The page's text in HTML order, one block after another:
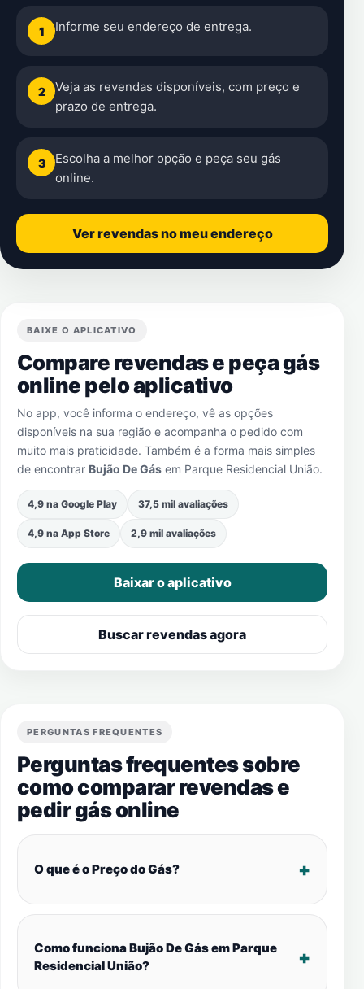
1 Informe seu endereço de entrega.
2
Veja as revendas disponíveis, com preço e
prazo de entrega.
3
Escolha a melhor opção e peça seu gás
online.
Ver revendas no meu endereço
BAIXE O APLICATIVO
Compare revendas e peça gás
online pelo aplicativo
No app, você informa o endereço, vê as opções
disponíveis na sua região e acompanha o pedido com
muito mais praticidade. Também é a forma mais simples
de encontrar Bujão De Gás em Parque Residencial União.
4,9 na Google Play 37,5 mil avaliações
4,9 na App Store 2,9 mil avaliações
Baixar o aplicativo
Buscar revendas agora
PERGUNTAS FREQUENTES
Perguntas frequentes sobre
como comparar revendas e
pedir gás online
O que é o Preço do Gás?
Como funciona Bujão De Gás em Parque
Residencial União?